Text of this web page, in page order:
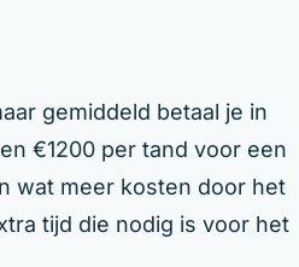
gemiddeld betaal je in
€1200 per tand voor een
wat meer kosten door het
tijd die nodig is voor het